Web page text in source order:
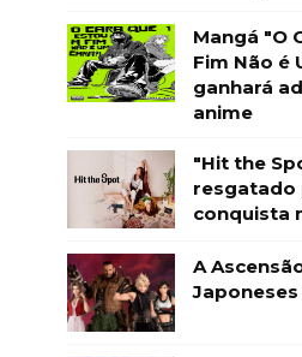
Mangá "O
Fim Não é
ganhará
anime
"Hit the
resgatado
conquista
A